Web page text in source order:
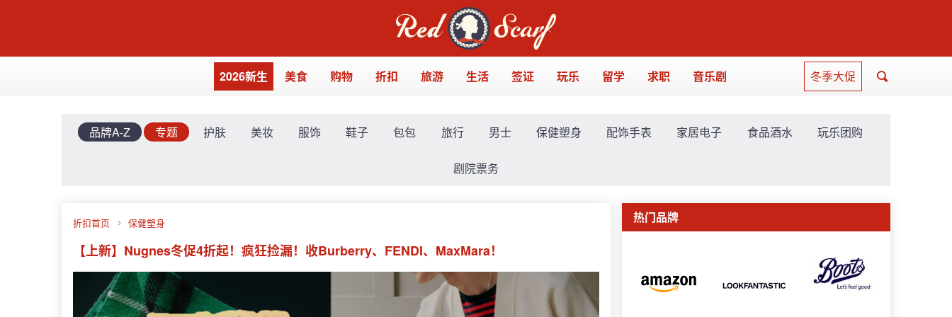
2026新生 美食 购物 折扣 旅游 生活 签证 玩乐 留学 求职 音乐剧 冬季大促
品牌A-Z 专题 护肤 美妆 服饰 鞋子 包包 旅行 男士 保健塑身 配饰手表 家居电子 食品酒水 玩乐团购
剧院票务
折扣首页 保健塑身
【上新】Nugnes冬促4折起！疯狂捡漏！收Burberry、FENDI、MaxMara！
热门品牌